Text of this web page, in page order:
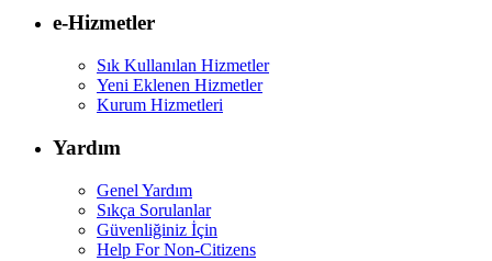
e-Hizmetler
Sık Kullanılan Hizmetler
Yeni Eklenen Hizmetler
Kurum Hizmetleri
Yardım
Genel Yardım
Sıkça Sorulanlar
Güvenliğiniz İçin
Help For Non-Citizens